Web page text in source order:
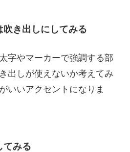
吹き出しにしてみる
字やマーカーで強調する部
出しが使えないか考えてみ
いいアクセントになりま
てみる